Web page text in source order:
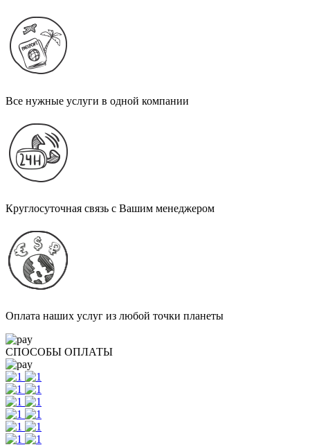
Все нужные услуги в одной компании
Круглосуточная связь с Вашим менеджером
Оплата наших услуг из любой точки планеты
СПОСОБЫ ОПЛАТЫ